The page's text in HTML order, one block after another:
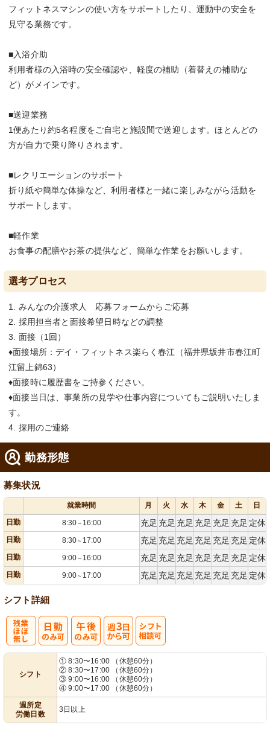
フィットネスマシンの使い方をサポートしたり、運動中の安全を
見守る業務です。
■入浴介助
利用者様の入浴時の安全確認や、軽度の補助（着替えの補助な
ど）がメインです。
■送迎業務
1便あたり約5名程度をご自宅と施設間で送迎します。ほとんどの
方が自力で乗り降りされます。
■レクリエーションのサポート
折り紙や簡単な体操など、利用者様と一緒に楽しみながら活動を
サポートします。
■軽作業
お食事の配膳やお茶の提供など、簡単な作業をお願いします。
選考プロセス
1. みんなの介護求人 応募フォームからご応募
2. 採用担当者と面接希望日時などの調整
3. 面接（1回）
♦面接場所：デイ・フィットネス楽らく春江（福井県坂井市春江町
江留上錦63）
♦面接時に履歴書をご持参ください。
♦面接当日は、事業所の見学や仕事内容についてもご説明いたしま
す。
4. 採用のご連絡
勤務形態
募集状況
就業時間 月 火 水 木 金 土
日
日勤
8:30～ 16:00 充足 充足 充足 充足 充足 充足 定休
日勤 8:30～ 17:00 充足 充足 充足 充足 充足 充足 定休
日勤 9:00～ 16:00 充足 充足 充足 充足 充足 充足 定休
日勤 9:00～ 17:00 充足 充足 充足 充足 充足 充足 定休
シフト詳細
シフト
① 8:30〜16:00 （休憩60分）
② 8:30〜17:00 （休憩60分）
③ 9:00〜16:00 （休憩60分）
④ 9:00〜17:00 （休憩60分）
週所定
労働日数
3日以上